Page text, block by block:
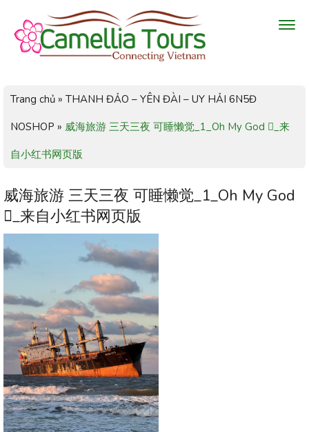
Trang chủ » THANH ĐẢO – YÊN ĐÀI – UY HẢI 6N5Đ
NOSHOP » 威海旅游 三天三夜 可睡懒觉_1_Oh My God _来
自小红书网页版
威海旅游 三天三夜 可睡懒觉_1_Oh My God
_来自小红书网页版